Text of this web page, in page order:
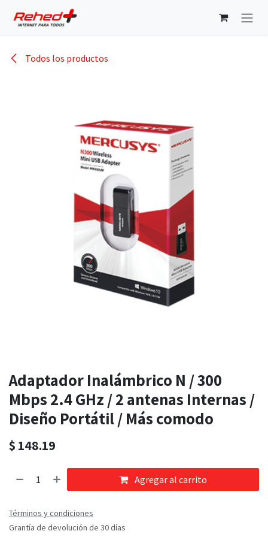
Todos los productos
Adaptador Inalámbrico N / 300
Mbps 2.4 GHz / 2 antenas Internas /
Diseño Portátil / Más comodo
$ 148.19
Agregar al carrito
Términos y condiciones
Grantía de devolución de 30 días